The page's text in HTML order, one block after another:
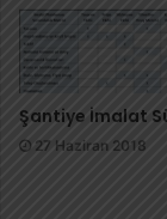
Şantiye İmalat
27 Haziran 2018